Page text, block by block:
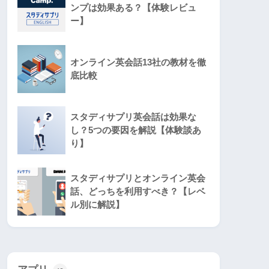
ンプは効果ある？【体験レビュ
ー】
オンライン英会話13社の教材を徹
底比較
スタディサプリ英会話は効果な
し？5つの要因を解説【体験談あ
り】
スタディサプリとオンライン英会
話、どっちを利用すべき？【レベ
ル別に解説】